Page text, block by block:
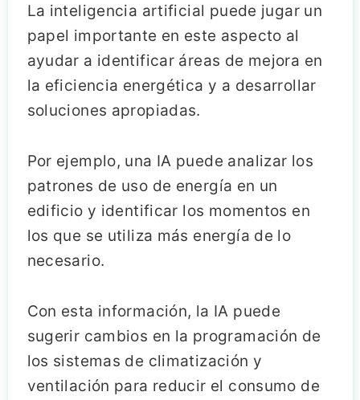
La inteligencia artificial puede jugar un
papel importante en este aspecto al
ayudar a identificar áreas de mejora en
la eficiencia energética y a desarrollar
soluciones apropiadas.
Por ejemplo, una IA puede analizar los
patrones de uso de energía en un
edificio y identificar los momentos en
los que se utiliza más energía de lo
necesario.
Con esta información, la IA puede
sugerir cambios en la programación de
los sistemas de climatización y
ventilación para reducir el consumo de